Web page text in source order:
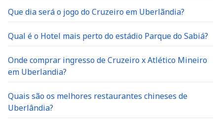
Que dia será o jogo do Cruzeiro em Uberlãndia?
Qual é o Hotel mais perto do estádio Parque do Sabiá?
Onde comprar ingresso de Cruzeiro x Atlético Mineiro
em Uberlandia?
Quais são os melhores restaurantes chineses de
Uberlândia?